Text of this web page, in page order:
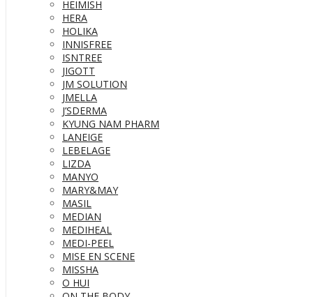
HEIMISH
HERA
HOLIKA
INNISFREE
ISNTREE
JIGOTT
JM SOLUTION
JMELLA
J’SDERMA
KYUNG NAM PHARM
LANEIGE
LEBELAGE
LIZDA
MANYO
MARY&MAY
MASIL
MEDIAN
MEDIHEAL
MEDI-PEEL
MISE EN SCENE
MISSHA
O HUI